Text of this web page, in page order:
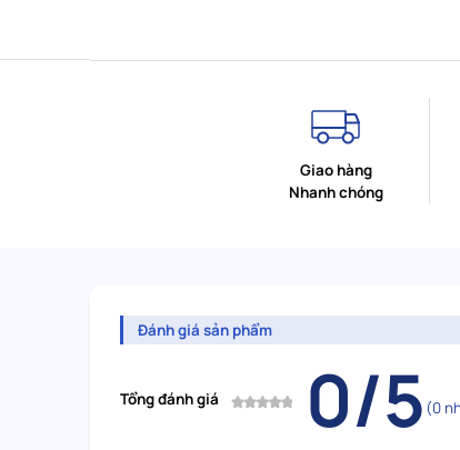
Giao hàng
Nhanh chóng
Đánh giá sản phẩm
Tổng đánh giá 0/5 (0